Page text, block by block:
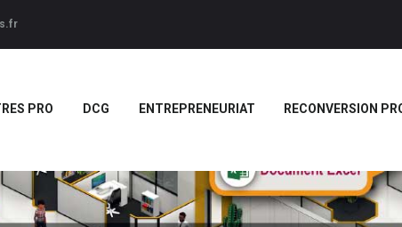
PRO DCG ENTREPRENEURIAT RECONVERSION
Forces LMS
BTS
DCG
RECONVERSION PRO
BOUTIQUE